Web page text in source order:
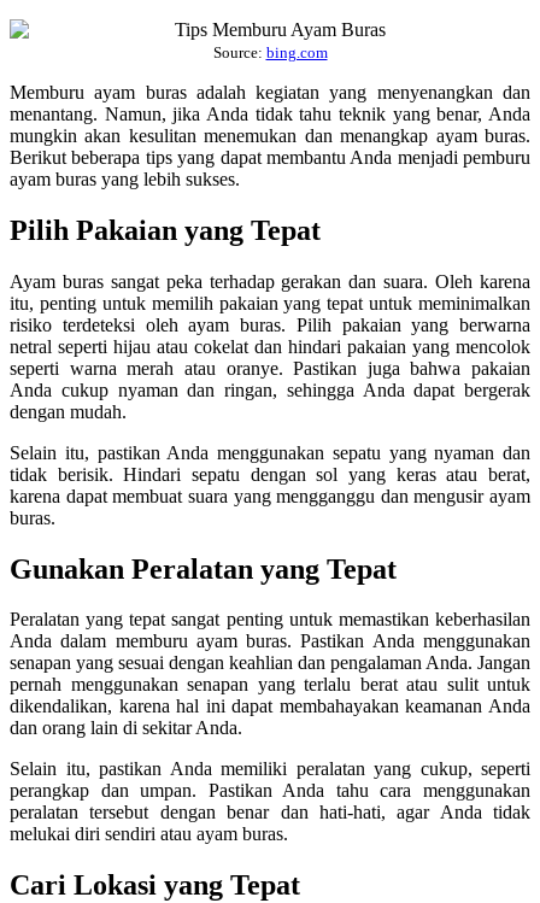
Source: bing.com
Memburu ayam buras adalah kegiatan yang menyenangkan dan
menantang. Namun, jika Anda tidak tahu teknik yang benar, Anda
mungkin akan kesulitan menemukan dan menangkap ayam buras.
Berikut beberapa tips yang dapat membantu Anda menjadi pemburu
ayam buras yang lebih sukses.
Pilih Pakaian yang Tepat
Ayam buras sangat peka terhadap gerakan dan suara. Oleh karena
itu, penting untuk memilih pakaian yang tepat untuk meminimalkan
risiko terdeteksi oleh ayam buras. Pilih pakaian yang berwarna
netral seperti hijau atau cokelat dan hindari pakaian yang mencolok
seperti warna merah atau oranye. Pastikan juga bahwa pakaian
Anda cukup nyaman dan ringan, sehingga Anda dapat bergerak
dengan mudah.
Selain itu, pastikan Anda menggunakan sepatu yang nyaman dan
tidak berisik. Hindari sepatu dengan sol yang keras atau berat,
karena dapat membuat suara yang mengganggu dan mengusir ayam
buras.
Gunakan Peralatan yang Tepat
Peralatan yang tepat sangat penting untuk memastikan keberhasilan
Anda dalam memburu ayam buras. Pastikan Anda menggunakan
senapan yang sesuai dengan keahlian dan pengalaman Anda. Jangan
pernah menggunakan senapan yang terlalu berat atau sulit untuk
dikendalikan, karena hal ini dapat membahayakan keamanan Anda
dan orang lain di sekitar Anda.
Selain itu, pastikan Anda memiliki peralatan yang cukup, seperti
perangkap dan umpan. Pastikan Anda tahu cara menggunakan
peralatan tersebut dengan benar dan hati-hati, agar Anda tidak
melukai diri sendiri atau ayam buras.
Cari Lokasi yang Tepat